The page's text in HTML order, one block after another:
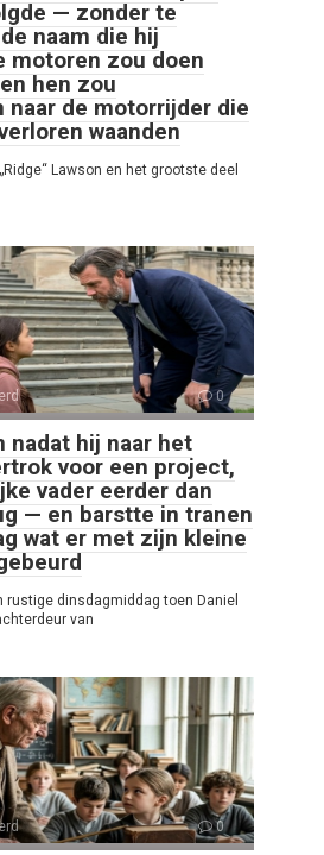
— zonder te
naam die hij
motoren zou doen
hen zou
naar de motorrijder die
waanden
Lawson en het grootste deel
0
nadat hij naar het
voor een project,
vader eerder dan
— en barstte in tranen
wat er met zijn kleine
rustige dinsdagmiddag toen Daniel
van
0